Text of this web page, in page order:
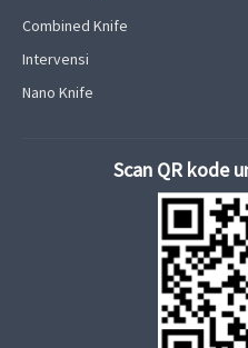
Combined Knife
Intervensi
Nano Knife